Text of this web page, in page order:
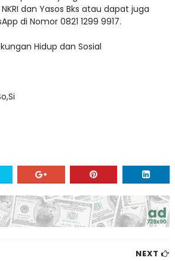
dan Yasos Bks atau dapat juga
di Nomor 0821 1299 9917.
Hidup dan Sosial
NEXT